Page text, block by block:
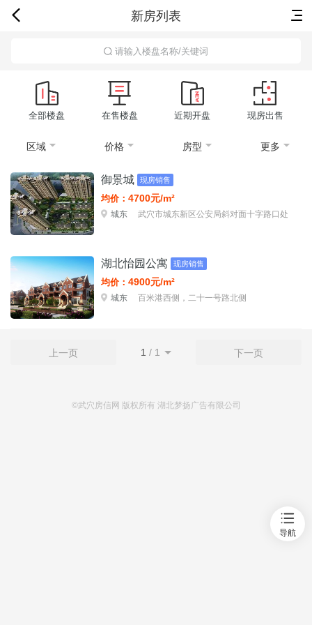
新房列表
出售
请输入楼盘名称/关键词
全部楼盘 在售楼盘 近期开盘 现房出售
区域 价格 房型 更多
御景城 现房销售
均价： 4700元/m²
城东 武穴市城东新区公安局斜对面十字路口处
湖北怡园公寓 现房销售
均价： 4900元/m²
城东 百米港西侧，二十一号路北侧
上一页 1 / 1 下一页
导航
©武穴房信网 版权所有 湖北梦扬广告有限公司